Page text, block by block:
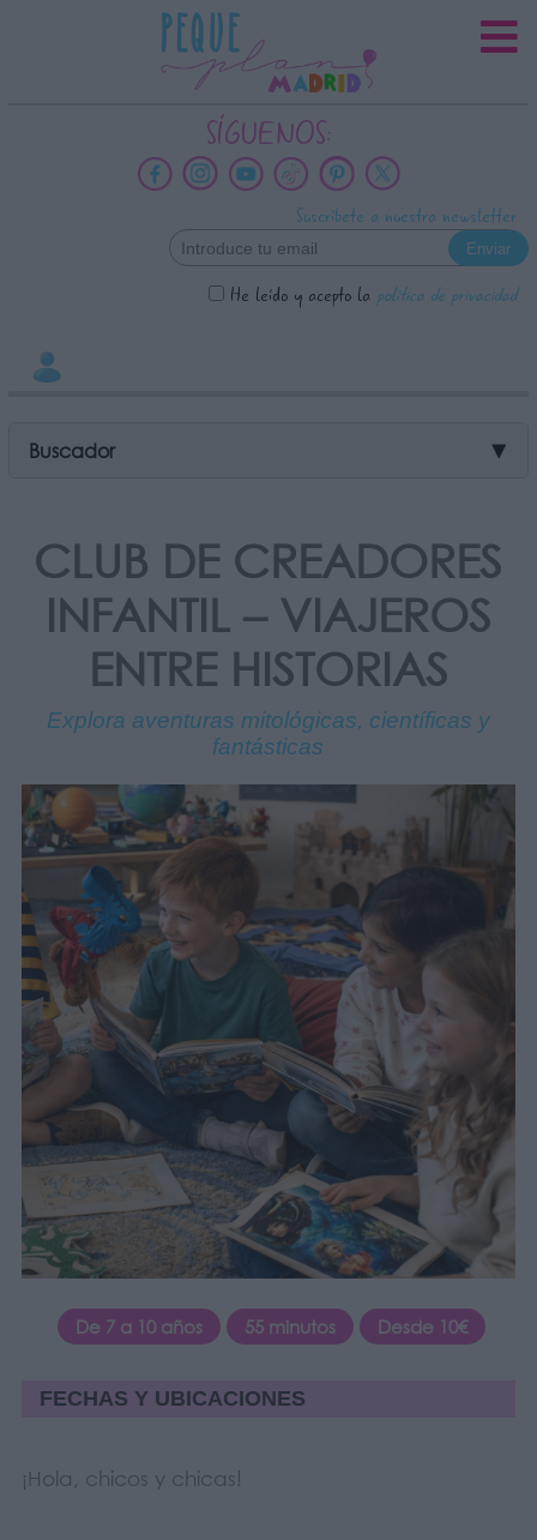
SÍGUENOS:
Suscríbete a nuestra newsletter
He leído y acepto la política de privacidad
Buscador ▼
CLUB DE CREADORES
INFANTIL – VIAJEROS
ENTRE HISTORIAS
Explora aventuras mitológicas, científicas y
fantásticas
De 7 a 10 años 55 minutos Desde 10€
FECHAS Y UBICACIONES
¡Hola, chicos y chicas!
INFORMACION SOBRE LA
PROTECCIÓN DE TUS DATOS
Datos tratados:
Información adicional